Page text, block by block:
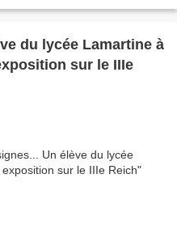
34 85 48
du lycée Lamartine à
sur le IIIe